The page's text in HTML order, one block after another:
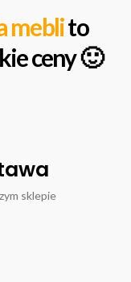
meblito
ceny 🙂
sklepie